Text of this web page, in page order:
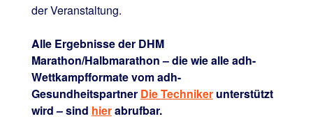
der Veranstaltung.
Alle Ergebnisse der DHM
Marathon/Halbmarathon – die wie alle adh-
Wettkampfformate vom adh-
Gesundheitspartner Die Technikerunterstützt
wird – sind hierabrufbar.